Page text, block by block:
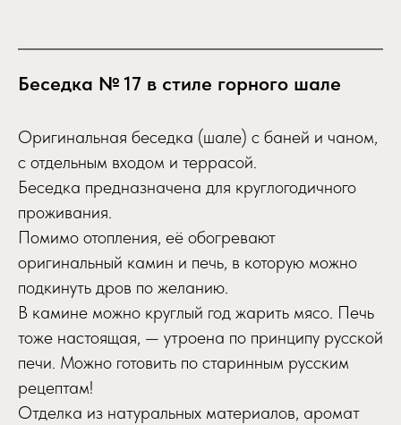
Беседка № 17 в стиле горного шале
Оригинальная беседка (шале) с баней и чаном,
с отдельным входом и террасой.
Беседка предназначена для круглогодичного
проживания.
Помимо отопления, её обогревают
оригинальный камин и печь, в которую можно
подкинуть дров по желанию.
В камине можно круглый год жарить мясо. Печь
тоже настоящая, — утроена по принципу русской
печи. Можно готовить по старинным русским
рецептам!
Отделка из натуральных материалов, аромат